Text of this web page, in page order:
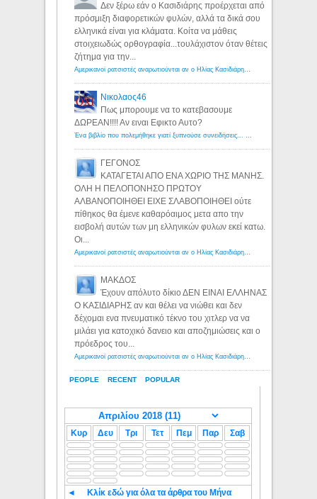
PEOPLE RECENT POPULAR
Δεν ξέρω εάν ο Κασιδιάρης προέρχεται από
πρόσμιξη διαφορετικών φυλών, αλλά τα δικά σου
ελληνικά είναι για κλάματα. Κοίτα να μάθεις
στοιχειωδώς ορθογραφία...τουλάχιστον όταν θέτεις
ζήτημα για την...
Αμερικανοί ρατσιστές αναρωτιούνται αν ο Ηλίας Κασιδιάρης ανήκει στη λευκή φυλή... - Λόγιος Ερμής
Νικολαος46
Πως μπορουμε να το κατεβασουμε
ΔΩΡΕΑΝ!!!! Αν ειναι Εφικτο Αυτο?
Ένα βιβλίο που πολεμήθηκε γιατί ξυπνούσε συνειδήσεις... - Λόγιος Ερμής | Η γνώση ξεκινάει με την αναζήτηση...
ΓΕΓΟΝΟΣ
ΚΑΤΑΓΕΤΑΙ ΑΠΟ ΕΝΑ ΧΩΡΙΟ ΤΗΣ ΜΑΝΗΣ.
ΟΛΗ Η ΠΕΛΟΠΟΝΗΣΟ ΠΡΩΤΟΥ
ΑΛΒΑΝΟΠΟΙΗΘΕΙ ΕΙΧΕ ΣΛΑΒΟΠΟΙΗΘΕΙ ούτε
πίθηκος θα έμενε καθαρόαιμος μετα απο την
εισβολή αυτών των μη ελληνικών φυλων εκεί κατω.
Οι...
Αμερικανοί ρατσιστές αναρωτιούνται αν ο Ηλίας Κασιδιάρης ανήκει στη λευκή φυλή... - Λόγιος Ερμής
ΜΑΚΔΟΣ
Έχουν απόλυτο δίκιο ΔΕΝ ΕΙΝΑΙ ΕΛΛΗΝΑΣ
Ο ΚΑΣΙΔΙΑΡΗΣ αν και θέλει να νιώθει και δεν
δέχομαι ενα πνευματικό τέκνο του χιτλερ να να
μιλάει για κατοχικό δανειο και αποζημιώσεις και ο
πρόεδρος του...
Αμερικανοί ρατσιστές αναρωτιούνται αν ο Ηλίας Κασιδιάρης ανήκει στη λευκή φυλή... - Λόγιος Ερμής
Κυρ Δευ Τρι Τετ Πεμ Παρ Σαβ
◄ Κλίκ εδώ για όλα τα άρθρα του Μήνα